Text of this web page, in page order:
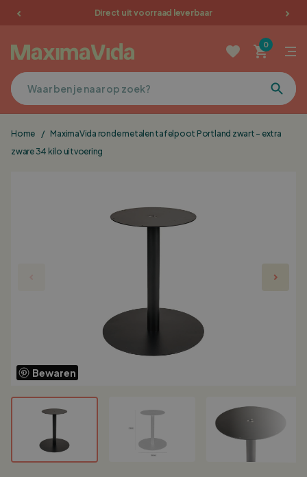
Direct uit voorraad leverbaar
0
Tuinmeubelen
Picknicktafels
Terrasmeubilair
Log in/ Registreer
Nederlands
Verkooppunten
Home / MaximaVida ronde metalen tafelpoot Portland zwart - extra
zware 34 kilo uitvoering
Bewaren